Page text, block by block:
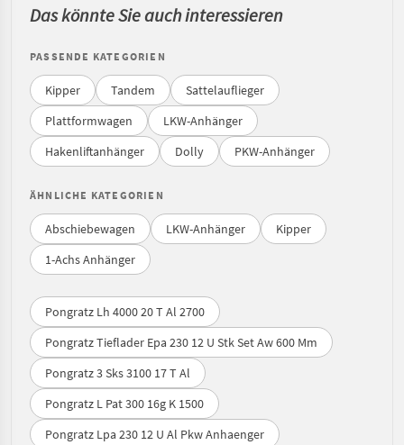
Das könnte Sie auch interessieren
PASSENDE KATEGORIEN
Kipper Tandem
Sattelauflieger
Plattformwagen
LKW-Anhänger
Hakenliftanhänger
Dolly PKW-Anhänger
ÄHNLICHE KATEGORIEN
Abschiebewagen LKW-Anhänger
Kipper
1-Achs Anhänger
Pongratz Lh 4000 20 T Al 2700
Pongratz Tieflader Epa 230 12 U Stk Set Aw 600 Mm
Pongratz 3 Sks 3100 17 T Al
Pongratz L Pat 300 16g K 1500
Pongratz Lpa 230 12 U Al Pkw Anhaenger